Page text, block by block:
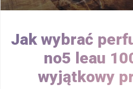
Jak wybrać
no5 leau
wyjątkowy